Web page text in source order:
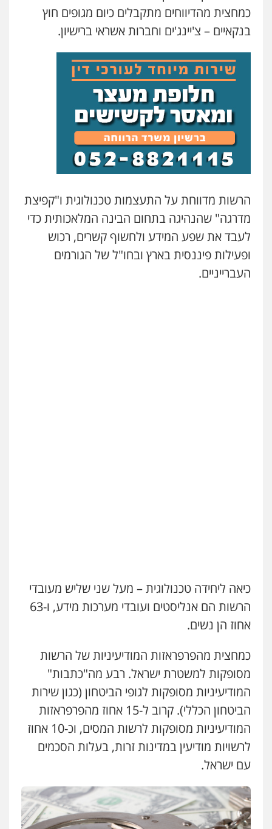
כמחצית מהדיווחים מתקבלים כיום מגופים חוץ
בנקאיים – צ'יינג'ים וחברות אשראי ברישיון.
הרשות מדווחת על התעצמות טכנולוגית ו"קפיצת
מדרגה" שהנהיגה בתחום הבינה המלאכותית כדי
לעבד את שפע המידע ולחשוף קשרים, רכוש
ופעילות פיננסית בארץ ובחו"ל של הגורמים
העברייניים.
כיאה ליחידה טכנולוגית – מעל שני שליש מעובדי
הרשות הם אנליסטים ועובדי מערכות מידע, ו-63
אחוז הן נשים.
כמחצית מהפרפראזות המודיעיניות של הרשות
מסופקות למשטרת ישראל. רבע מה"כתבות"
המודיעיניות מסופקות לגופי הביטחון (כגון שירות
הביטחון הכללי). קרוב ל-15 אחוז מהפרפראזות
המודיעיניות מסופקות לרשות המסים, וכ-10 אחוז
לרשויות מודיעין במדינות זרות, בעלות הסכמים
עם ישראל.